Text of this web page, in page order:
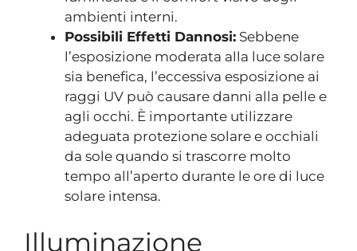
ambienti interni.
Possibili Effetti Dannosi: Sebbene
l’esposizione moderata alla luce solare
sia benefica, l’eccessiva esposizione ai
raggi UV può causare danni alla pelle e
agli occhi. È importante utilizzare
adeguata protezione solare e occhiali
da sole quando si trascorre molto
tempo all’aperto durante le ore di luce
solare intensa.
Illuminazione